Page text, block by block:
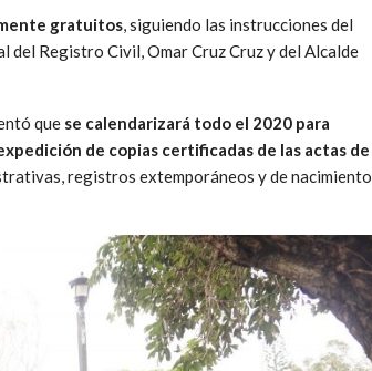
gratuitos, siguiendo las instrucciones del
del Registro Civil, Omar Cruz Cruz y del Alcalde
que se calendarizará todo el 2020 para
de copias certificadas de las actas de
registros extemporáneos y de nacimiento